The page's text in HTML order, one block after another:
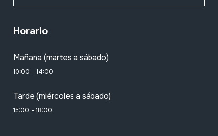
Horario
Mañana (martes a sábado)
10:00 - 14:00
Tarde (miércoles a sábado)
15:00 - 18:00